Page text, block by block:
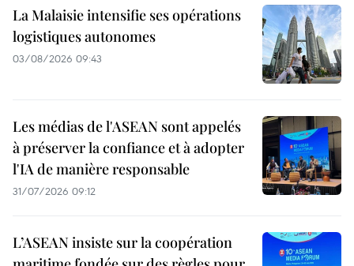
La Malaisie intensifie ses opérations
logistiques autonomes
03/08/2026 09:43
Les médias de l'ASEAN sont appelés
à préserver la confiance et à adopter
l'IA de manière responsable
31/07/2026 09:12
L’ASEAN insiste sur la coopération